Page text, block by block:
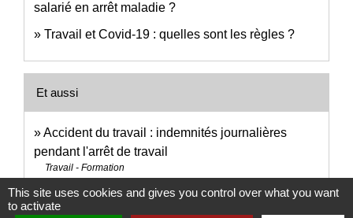
salarié en arrêt maladie ?
Travail et Covid-19 : quelles sont les règles ?
Et aussi
Accident du travail : indemnités journalières
pendant l'arrêt de travail
Travail - Formation
Maladie professionnelle : indemnités journalières
pendant l'arrêt de travail
This site uses cookies and gives you control over what you want
to activate